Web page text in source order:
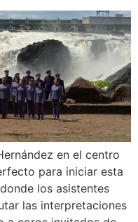
en el centro
para iniciar esta
los asistentes
las interpretaciones